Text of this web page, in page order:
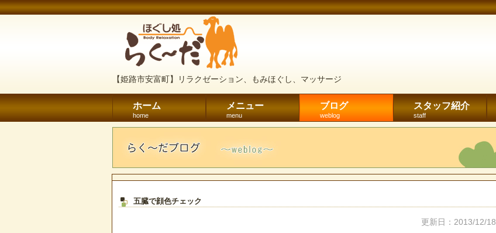
【姫路市安富町】リラクゼーション、もみほぐし、マッサージ
ホーム
home
メニュー
menu
ブログ
weblog
スタッフ紹介
staff
五臓で顔色チェック
更新日：2013/12/18